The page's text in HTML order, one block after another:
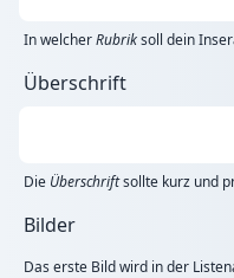
In welcherRubriksoll dein
Überschrift
Die Überschriftsollte kurz und
Bilder
Das erste Bild wird in der